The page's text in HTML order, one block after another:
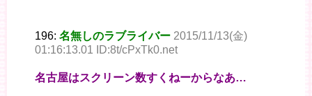
196: 名無しのラブライバー 2015/11/13(金)
01:16:13.01 ID:8t/cPxTk0.net
名古屋はスクリーン数すくねーからなあ…